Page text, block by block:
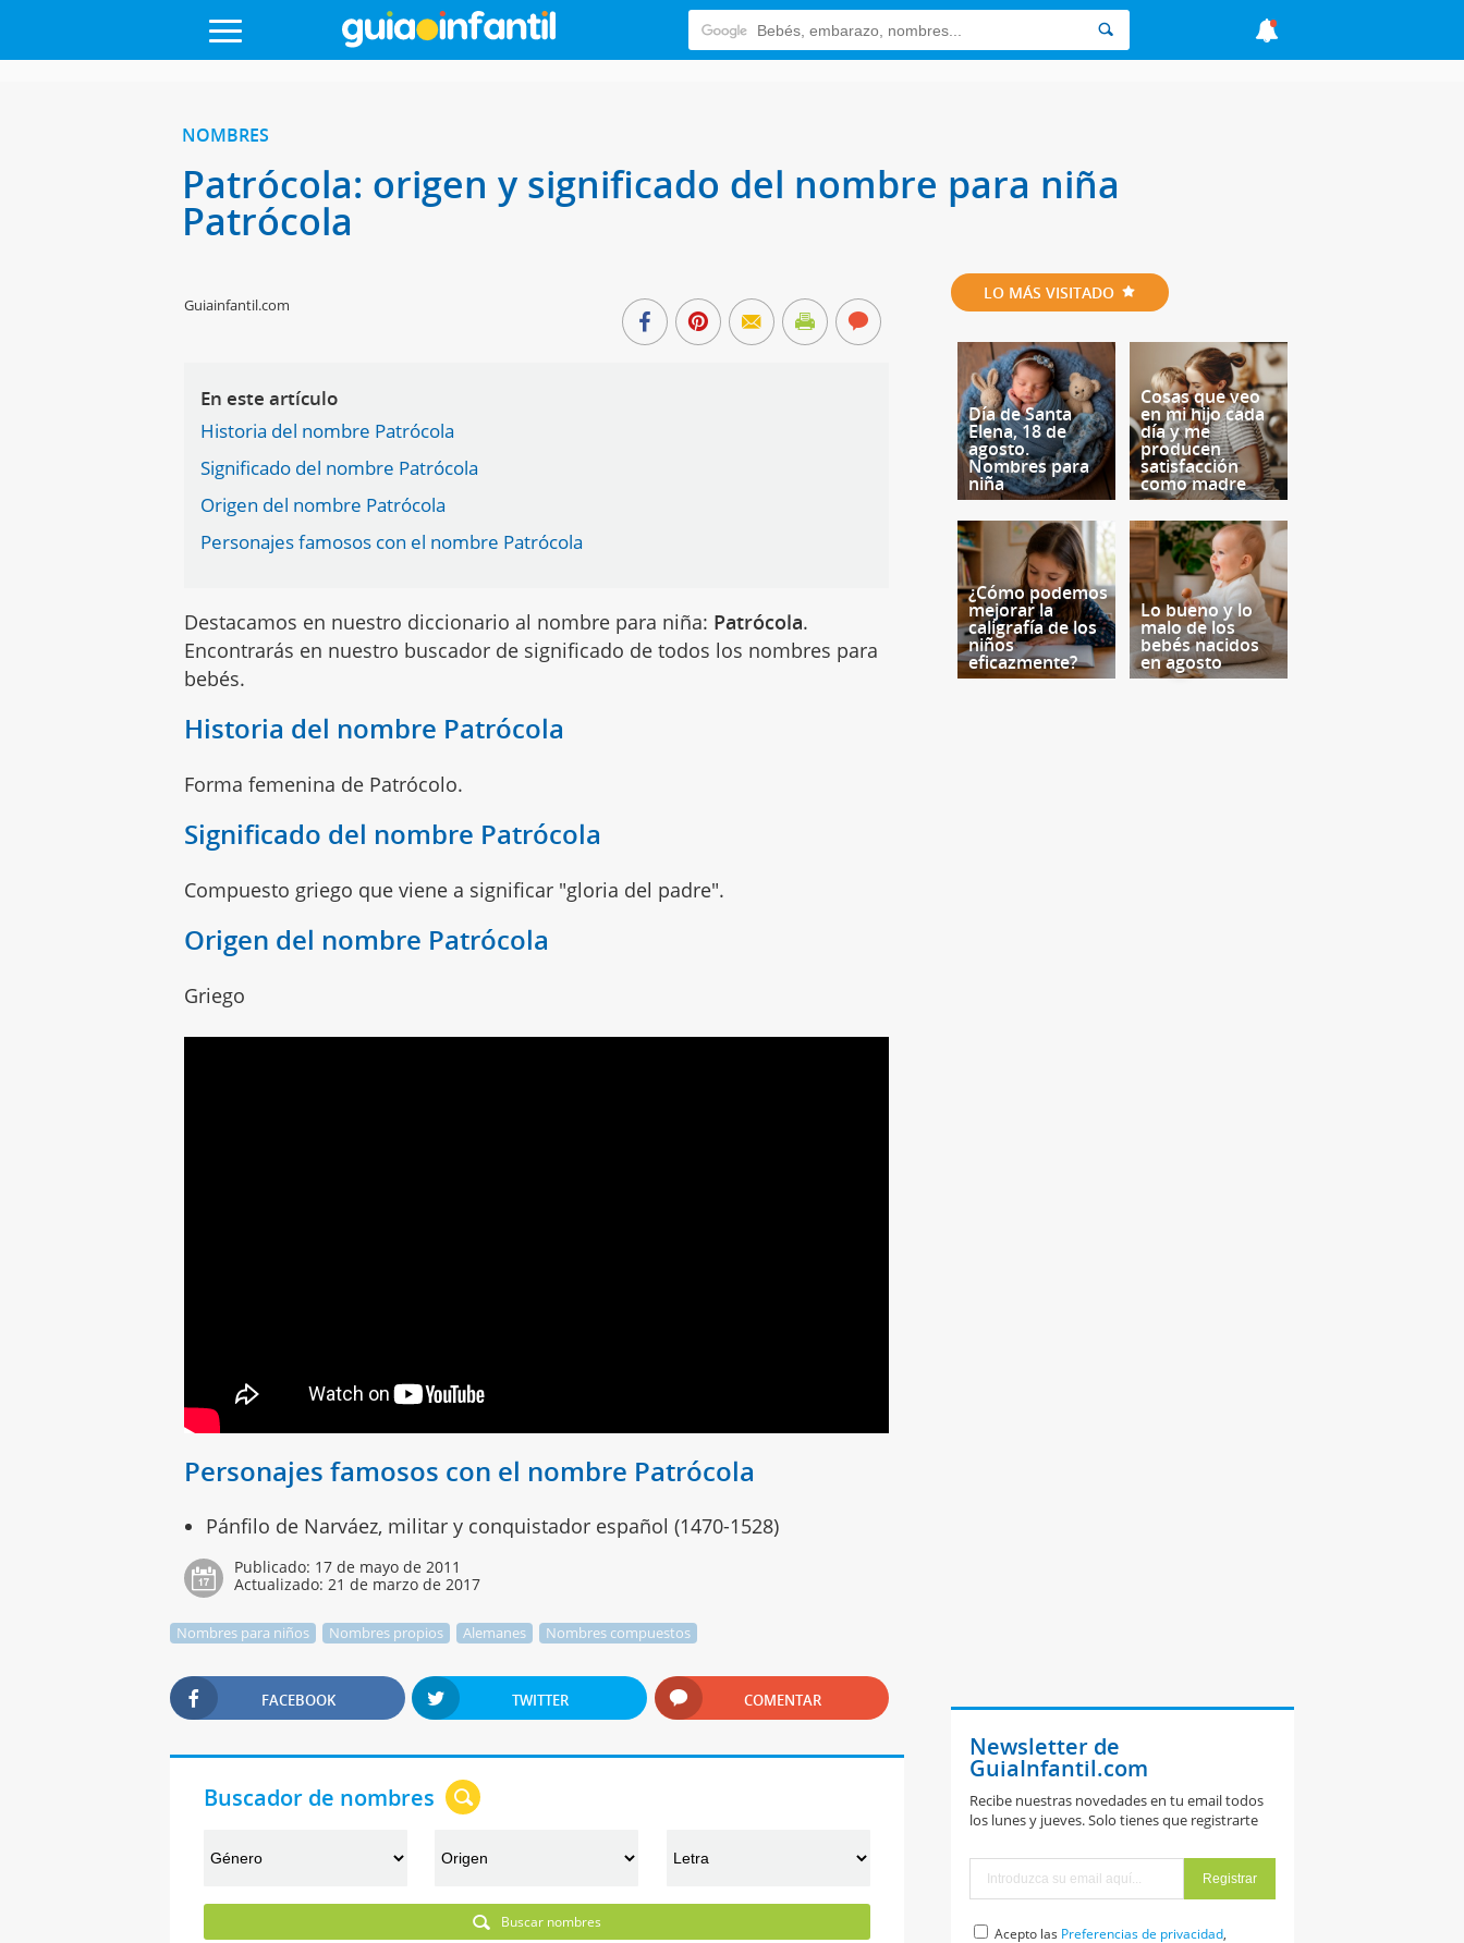
NOMBRES
Patrócola: origen y significado del nombre para niña
Patrócola
Guiainfantil.com
En este artículo
Historia del nombre Patrócola
Significado del nombre Patrócola
Origen del nombre Patrócola
Personajes famosos con el nombre Patrócola
Destacamos en nuestro diccionario al nombre para niña: Patrócola.
Encontrarás en nuestro buscador de significado de todos los nombres para
bebés.
Historia del nombre Patrócola
Forma femenina de Patrócolo.
Significado del nombre Patrócola
Compuesto griego que viene a significar "gloria del padre".
Origen del nombre Patrócola
Griego
Personajes famosos con el nombre Patrócola
Pánfilo de Narváez, militar y conquistador español (1470-1528)
Publicado: 17 de mayo de 2011
Actualizado: 21 de marzo de 2017
Nombres para niños Nombres propios Alemanes Nombres compuestos
FACEBOOK TWITTER COMENTAR
Buscador de nombres
Buscar nombres
LO MÁS VISITADO
Día de Santa
Elena, 18 de
agosto.
Nombres para
niña
Cosas que veo
en mi hijo cada
día y me
producen
satisfacción
como madre
¿Cómo podemos
mejorar la
caligrafía de los
niños
eficazmente?
Lo bueno y lo
malo de los
bebés nacidos
en agosto
Newsletter de
GuiaInfantil.com
Recibe nuestras novedades en tu email todos
los lunes y jueves. Solo tienes que registrarte
Acepto las Preferencias de privacidad,